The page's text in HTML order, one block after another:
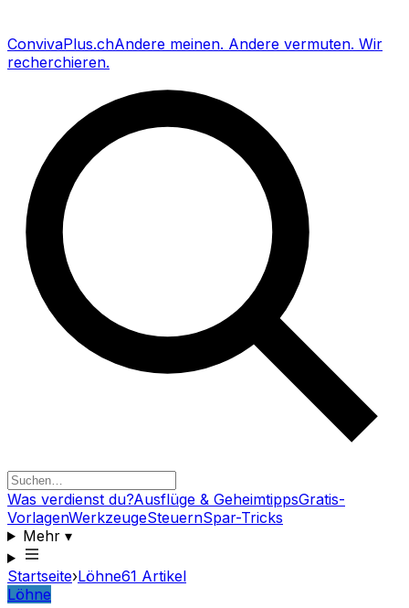
ConvivaPlus.chAndere meinen. Andere vermuten. Wir
recherchieren.
Was verdienst du?Ausflüge & GeheimtippsGratis-
VorlagenWerkzeugeSteuernSpar-Tricks
Mehr▾
Startseite›Löhne61 Artikel
Löhne